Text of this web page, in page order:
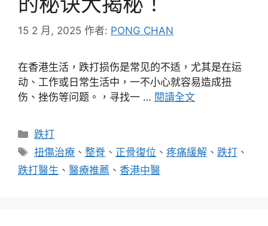
15 2 月, 2025 作者: PONG CHAN
在香港生活，跌打损伤是常见的不适，尤其是在运
动、工作或日常生活中，一不小心就容易造成扭
伤、挫伤等问题。，寻找一 … 閱讀全文
分
類
跌打
標
籤
扭傷治療 、整脊 、 正骨復位 、疼痛緩解 、 跌打 、
跌打醫生 、 醫療推薦 、 香港中醫